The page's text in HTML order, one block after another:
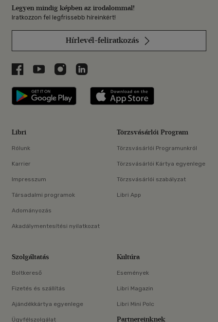
Legyen mindig képben az irodalommal!
Iratkozzon fel legfrissebb híreinkért!
Hírlevél-feliratkozás
Libri a Facebookon
Libri a Youtube-on
Libri az Instagramon
Libri a LinkedInen
Libri applikáció Szerezd meg: Google
Libri
Rólunk
Karrier
Impresszum
Társadalmi programok
Adományozás
Akadálymentesítési nyilatkozat
Törzsvásárlói Program
Törzsvásárlói Programunkról
Törzsvásárlói Kártya egyenlege
Törzsvásárlói szabályzat
Libri App
Szolgáltatás
Boltkereső
Fizetés és szállítás
Ajándékkártya egyenlege
Ügyfélszolgálat
Kultúra
Események
Libri Magazin
Libri Mini Polc
Partnereinknek